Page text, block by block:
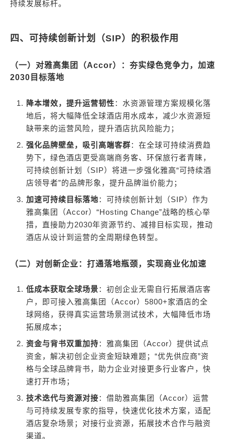
持续发展标杆。
四、可持续创新计划（SIP）的积极作用
（一）对雅高集团（Accor）：夯实绿色竞争力，加速
2030目标落地
降本增效，提升运营韧性：水资源管理方案规模化落
地后，将大幅降低全球酒店用水成本，减少水资源短
缺带来的运营风险，提升酒店抗风险能力；
强化品牌壁垒，吸引高端客群：在全球可持续消费趋
势下，绿色酒店更受高端商务客、环保旅行者青睐，
可持续创新计划（SIP）将进一步强化雅高“可持续酒
店领导者”的品牌形象，提升品牌溢价能力；
加速可持续目标落地：可持续创新计划（SIP）作为
雅高集团（Accor）“Hosting Change”战略的核心举
措，直接助力2030年资源节约、减排目标实现，推动
酒店从设计到运营的全周期绿色转型。
（二）对创新企业：打通落地瓶颈，实现商业化加速
低成本获取全球场景：初创企业无需自行拓展酒店客
户，即可接入雅高集团（Accor）5800+家酒店的全
球网络，获得真实运营场景测试技术，大幅降低市场
拓展成本；
资金与背书双重加持：雅高集团（Accor）提供试点
资金，解决初创企业资金短缺难题；“优先供应商”资
格与全球品牌背书，助力企业对接更多行业客户，快
速打开市场；
技术迭代与资源对接：借助雅高集团（Accor）运营
与可持续发展专家的指导，快速优化技术方案，适配
酒店复杂场景；对接行业资源，拓展技术合作与融资
渠道。